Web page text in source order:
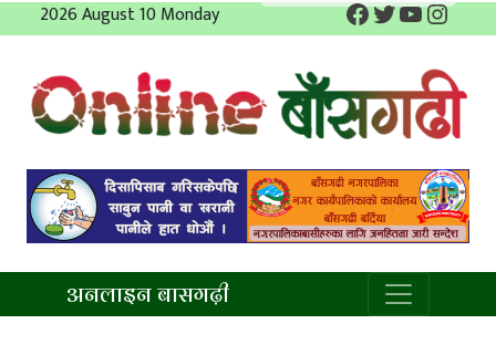
to
2026 August 10 Monday Facebook
Twitter
YouTube
अनलाइन बासगढ़ी